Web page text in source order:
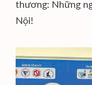
thương: Những
Nội!